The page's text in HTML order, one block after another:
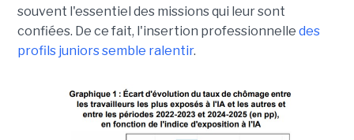
souvent l'essentiel des missions qui leur sont
confiées. De ce fait, l'insertion professionnelle des
profils juniors semble ralentir.